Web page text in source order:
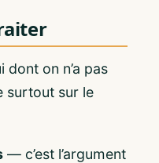
on n’a pas
surtout sur le
— c’est l’argument